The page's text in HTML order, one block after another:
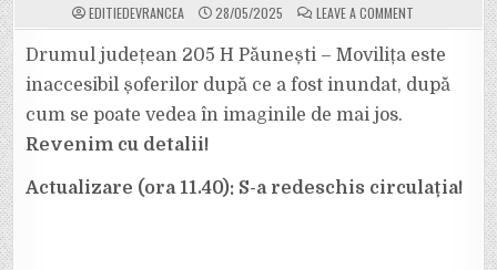
EDITIEDEVRANCEA 28/05/2025 LEAVE A COMMENT
VIDEO.
JUDEȚEAN
PĂUNEȘTI
–
MOVILIȚA
ÎNCHISĂ
TOTAL.
ACTUALIZARE:
Drumul județean 205 H Păunești – Movilița este
inaccesibil șoferilor după ce a fost inundat, după
cum se poate vedea în imaginile de mai jos.
Revenim cu detalii!
Actualizare (ora 11.40): S-a redeschis circulația!